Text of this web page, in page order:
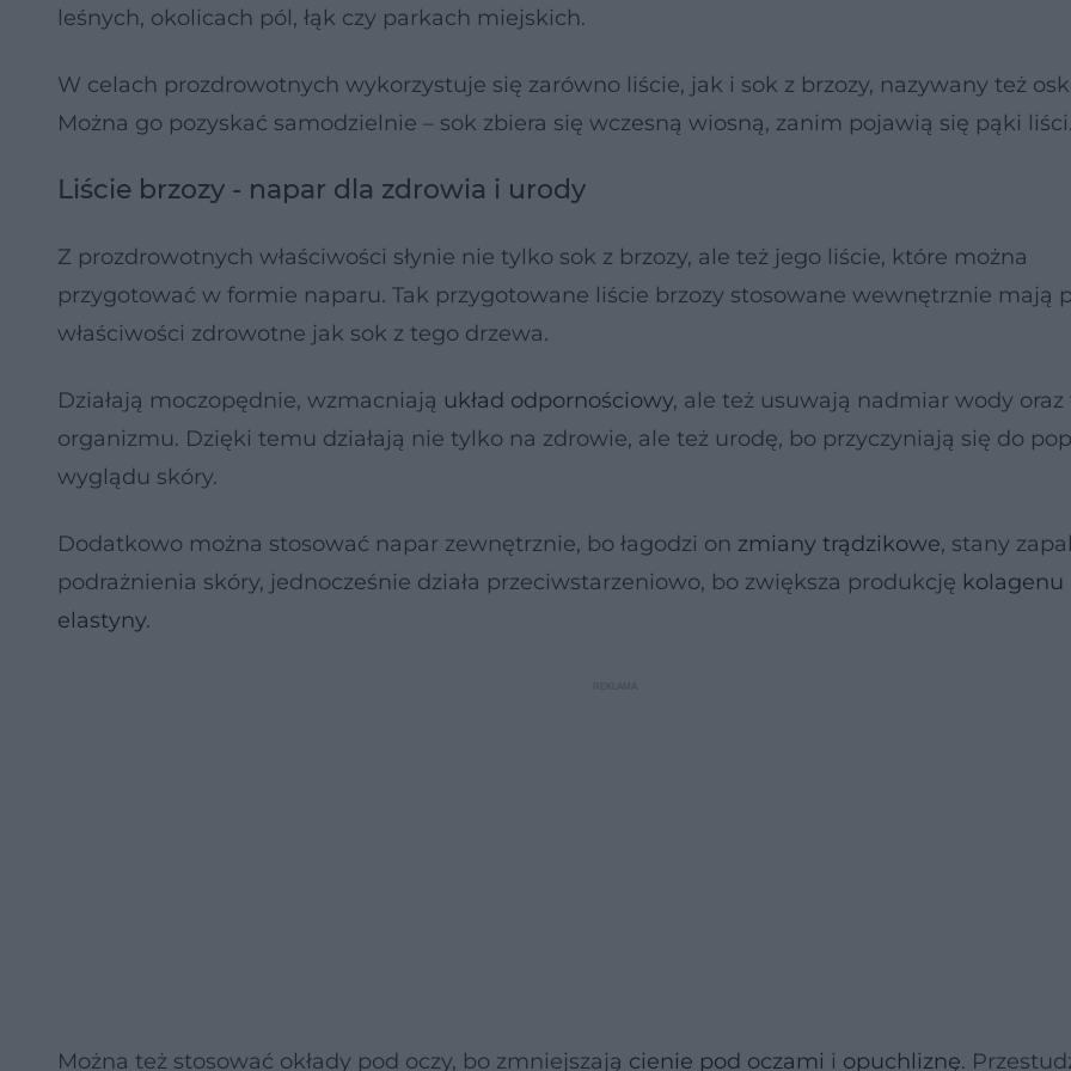
leśnych, okolicach pól, łąk czy parkach miejskich.
W celach prozdrowotnych wykorzystuje się zarówno liście, jak i sok z brzozy, nazywany też
Można go pozyskać samodzielnie – sok zbiera się wczesną wiosną, zanim pojawią się pąki liści.
Liście brzozy - napar dla zdrowia i urody
Z prozdrowotnych właściwości słynie nie tylko sok z brzozy, ale też jego liście, które można
przygotować w formie naparu. Tak przygotowane liście brzozy stosowane wewnętrznie mają
właściwości zdrowotne jak sok z tego drzewa.
Działają moczopędnie, wzmacniają układ odpornościowy, ale też usuwają nadmiar wody oraz
organizmu. Dzięki temu działają nie tylko na zdrowie, ale też urodę, bo przyczyniają się do
wyglądu skóry.
Dodatkowo można stosować napar zewnętrznie, bo łagodzi on zmiany trądzikowe, stany
podrażnienia skóry, jednocześnie działa przeciwstarzeniowo, bo zwiększa produkcję kolagenu
elastyny.
Można też stosować okłady pod oczy, bo zmniejszają cienie pod oczami i opuchliznę.